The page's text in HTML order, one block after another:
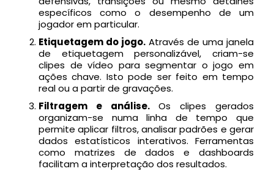
específicos como o desempenho de um
jogador em particular.
Etiquetagem do jogo. Através de uma janela
de etiquetagem personalizável, criam-se
clipes de vídeo para segmentar o jogo em
ações chave. Isto pode ser feito em tempo
real ou a partir de gravações.
Filtragem e análise.Os clipes gerados
organizam-se numa linha de tempo que
permite aplicar filtros, analisar padrões e gerar
dados estatísticos interativos. Ferramentas
como matrizes de dados e dashboards
facilitam a interpretação dos resultados.